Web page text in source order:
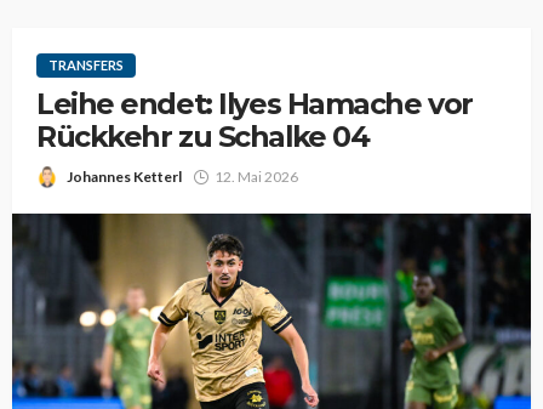
TRANSFERS
Leihe endet: Ilyes Hamache vor
Rückkehr zu Schalke 04
Johannes Ketterl 12. Mai 2026